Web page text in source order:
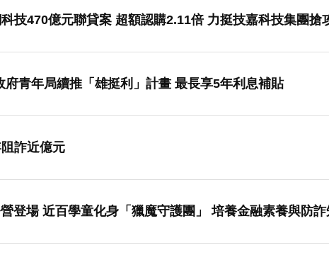
技470億元聯貸案 超額認購2.11倍 力挺技嘉科技集團搶
青年局續推「雄挺利」計畫 最長享5年利息補貼
銀行上半年阻詐近億元
登場 近百學童化身「獵魔守護團」 培養金融素養與防詐